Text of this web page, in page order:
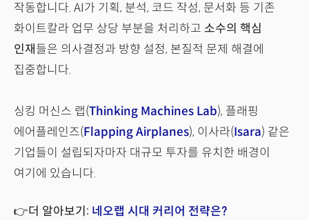
작동합니다. AI가 기획, 분석, 코드 작성, 문서화 등 기존
화이트칼라 업무 상당 부분을 처리하고 소수의 핵심
인재들은 의사결정과 방향 설정, 본질적 문제 해결에
집중합니다.
싱킹 머신스 랩(Thinking Machines Lab), 플래핑
에어플레인즈(Flapping Airplanes), 이사라(Isara) 같은
기업들이 설립되자마자 대규모 투자를 유치한 배경이
여기에 있습니다.
👉더 알아보기: 네오랩 시대 커리어 전략은?